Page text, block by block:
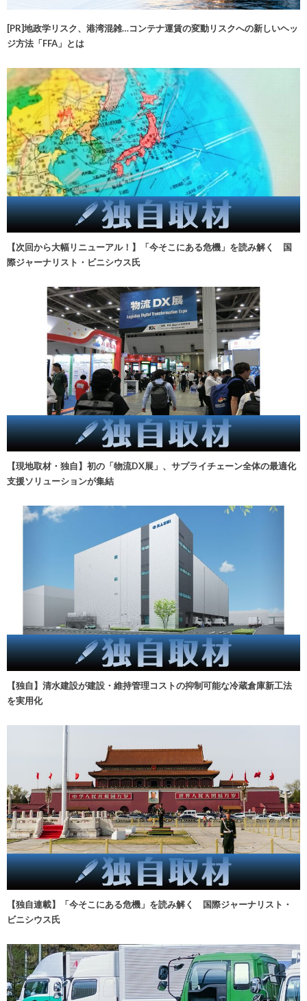
[PR]地政学リスク、港湾混雑…コンテナ運賃の変動リスクへの新しいヘッ
ジ方法「FFA」とは
【次回から大幅リニューアル！】「今そこにある危機」を読み解く 国
際ジャーナリスト・ビニシウス氏
【現地取材・独自】初の「物流DX展」、サプライチェーン全体の最適化
支援ソリューションが集結
【独自】清水建設が建設・維持管理コストの抑制可能な冷蔵倉庫新工法
を実用化
【独自連載】「今そこにある危機」を読み解く 国際ジャーナリスト・
ビニシウス氏